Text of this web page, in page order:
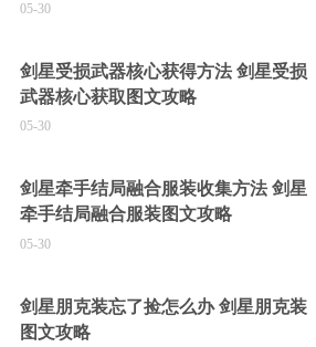
05-30
剑星受损武器核心获得方法 剑星受损
武器核心获取图文攻略
05-30
剑星牵手结局融合服装收集方法 剑星
牵手结局融合服装图文攻略
05-30
剑星朋克装忘了捡怎么办 剑星朋克装
图文攻略